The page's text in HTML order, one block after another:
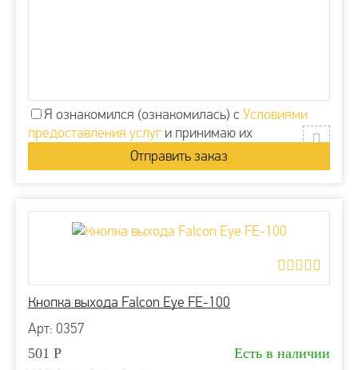
Я ознакомился (ознакомилась) с Условиями
предоставления услуги принимаю их
Кнопка выхода Falcon Eye FE-100
Арт: 0357
501 Р Есть в наличии